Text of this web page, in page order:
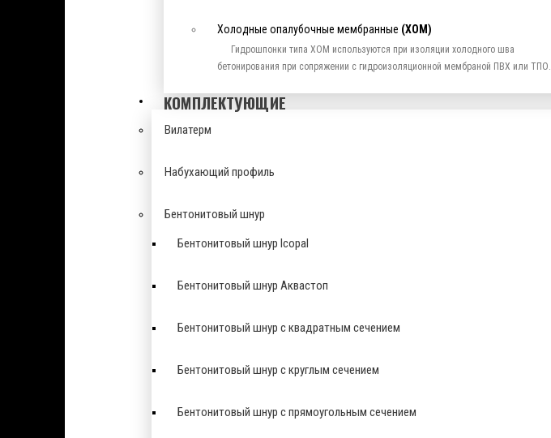
Холодные опалубочные мембранные (ХОМ)
Гидрошпонки типа ХОМ используются при изоляции холодного шва
бетонирования при сопряжении с гидроизоляционной мембраной ПВХ или ТПО.
КОМПЛЕКТУЮЩИЕ
Вилатерм
Набухающий профиль
Бентонитовый шнур
Бентонитовый шнур Icopal
Бентонитовый шнур Аквастоп
Бентонитовый шнур с квадратным сечением
Бентонитовый шнур с круглым сечением
Бентонитовый шнур с прямоугольным сечением